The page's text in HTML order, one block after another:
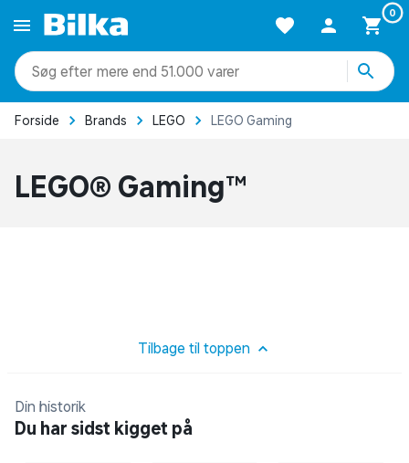
0
mere end 51.000 varer
Forside Brands LEGO LEGO Gaming
LEGO® Gaming™
Tilbage til toppen
Din historik
Du har sidst kigget på